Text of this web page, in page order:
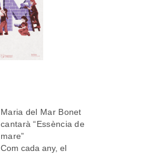
Maria del Mar Bonet
cantarà “Essència de
mare”
Com cada any, el